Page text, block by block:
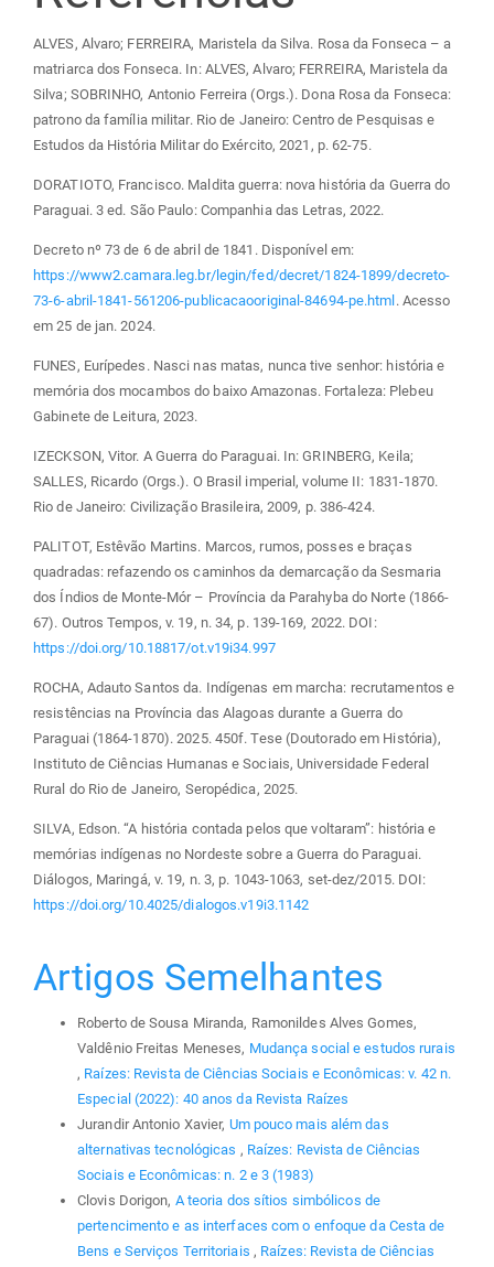
ALVES, Alvaro; FERREIRA, Maristela da Silva. Rosa da Fonseca – a
matriarca dos Fonseca. In: ALVES, Alvaro; FERREIRA, Maristela da
Silva; SOBRINHO, Antonio Ferreira (Orgs.). Dona Rosa da Fonseca:
patrono da família militar. Rio de Janeiro: Centro de Pesquisas e
Estudos da História Militar do Exército, 2021, p. 62-75.
DORATIOTO, Francisco. Maldita guerra: nova história da Guerra do
Paraguai. 3 ed. São Paulo: Companhia das Letras, 2022.
Decreto nº 73 de 6 de abril de 1841. Disponível em:
https://www2.camara.leg.br/legin/fed/decret/1824-1899/decreto-
73-6-abril-1841-561206-publicacaooriginal-84694-pe.html. Acesso
em 25 de jan. 2024.
FUNES, Eurípedes. Nasci nas matas, nunca tive senhor: história e
memória dos mocambos do baixo Amazonas. Fortaleza: Plebeu
Gabinete de Leitura, 2023.
IZECKSON, Vitor. A Guerra do Paraguai. In: GRINBERG, Keila;
SALLES, Ricardo (Orgs.). O Brasil imperial, volume II: 1831-1870.
Rio de Janeiro: Civilização Brasileira, 2009, p. 386-424.
PALITOT, Estêvão Martins. Marcos, rumos, posses e braças
quadradas: refazendo os caminhos da demarcação da Sesmaria
dos Índios de Monte-Mór – Província da Parahyba do Norte (1866-
67). Outros Tempos, v. 19, n. 34, p. 139-169, 2022. DOI:
https://doi.org/10.18817/ot.v19i34.997
ROCHA, Adauto Santos da. Indígenas em marcha: recrutamentos e
resistências na Província das Alagoas durante a Guerra do
Paraguai (1864-1870). 2025. 450f. Tese (Doutorado em História),
Instituto de Ciências Humanas e Sociais, Universidade Federal
Rural do Rio de Janeiro, Seropédica, 2025.
SILVA, Edson. “A história contada pelos que voltaram”: história e
memórias indígenas no Nordeste sobre a Guerra do Paraguai.
Diálogos, Maringá, v. 19, n. 3, p. 1043-1063, set-dez/2015. DOI:
https://doi.org/10.4025/dialogos.v19i3.1142
Artigos Semelhantes
Roberto de Sousa Miranda, Ramonildes Alves Gomes,
Valdênio Freitas Meneses, Mudança social e estudos rurais
, Raízes: Revista de Ciências Sociais e Econômicas: v. 42 n.
Especial (2022): 40 anos da Revista Raízes
Jurandir Antonio Xavier, Um pouco mais além das
alternativas tecnológicas , Raízes: Revista de Ciências
Sociais e Econômicas: n. 2 e 3 (1983)
Clovis Dorigon, A teoria dos sítios simbólicos de
pertencimento e as interfaces com o enfoque da Cesta de
Bens e Serviços Territoriais , Raízes: Revista de Ciências